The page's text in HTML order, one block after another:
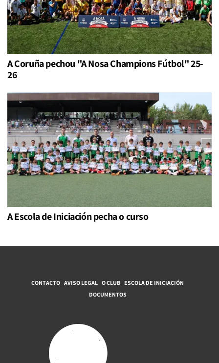
A Coruña pechou "A Nosa Champions Fútbol" 25-
26
A Escola de Iniciación pecha o curso
CONTACTO AVISO LEGAL O CLUB ESCOLA DE INICIACIÓN
DOCUMENTOS